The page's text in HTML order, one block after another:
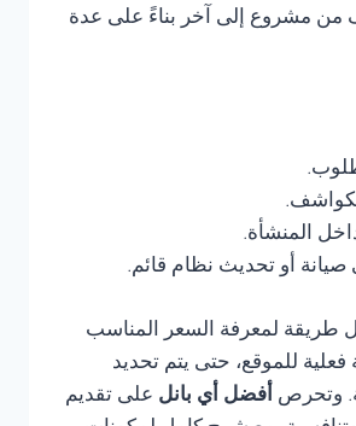
من مشروع إلى آخر بناءً على عدة
المنشأة.
صيانة أو تحديث نظام قائم.
طريقة لمعرفة السعر المناسب
للموقع، حتى يتم تحديد
وتحرص أفضل أي بانل على تقديم